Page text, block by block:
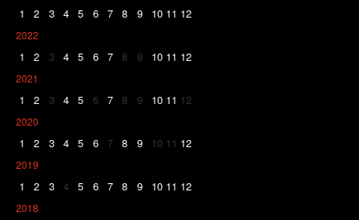
1 2 3 4 5 6 7 8 9 10 11 12
2022
1 2 3 4 5 6 7 8 9 10 11 12
2021
1 2 3 4 5 6 7 8 9 10 11 12
2020
1 2 3 4 5 6 7 8 9 10 11 12
2019
1 2 3 4 5 6 7 8 9 10 11 12
2018